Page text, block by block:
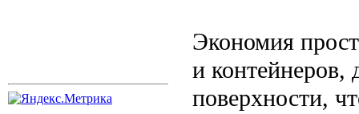
Экономия
и контейнеров,
поверхности,